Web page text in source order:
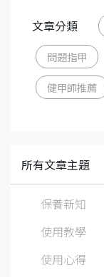
文章分類
問題指甲
健甲師推薦
所有文章主題
保養新知
使用教學
使用心得